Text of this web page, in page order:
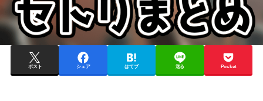
ポスト シェア はてブ 送る Pocket